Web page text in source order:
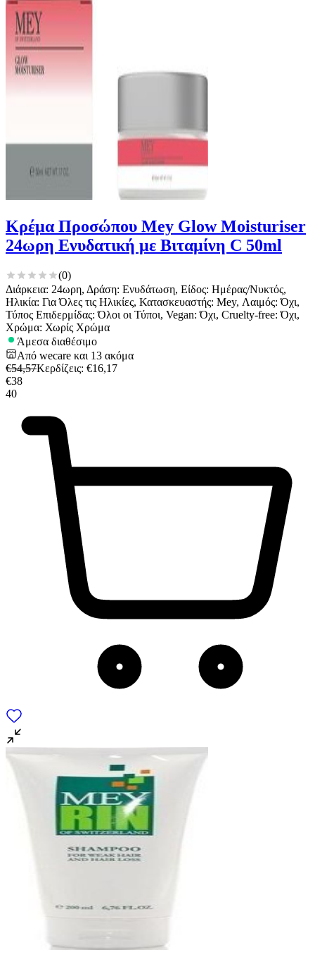
Κρέμα Προσώπου Mey Glow Moisturiser
24ωρη Ενυδατική με Βιταμίνη C 50ml
(0)
Διάρκεια: 24ωρη, Δράση: Ενυδάτωση, Είδος: Ημέρας/Νυκτός,
Ηλικία: Για Όλες τις Ηλικίες, Κατασκευαστής: Mey, Λαιμός: Όχι,
Τύπος Επιδερμίδας: Όλοι οι Τύποι, Vegan: Όχι, Cruelty-free: Όχι,
Χρώμα: Χωρίς Χρώμα
Άμεσα διαθέσιμο
Από wecare και 13 ακόμα
€54,57Κερδίζεις: €16,17
€38
40